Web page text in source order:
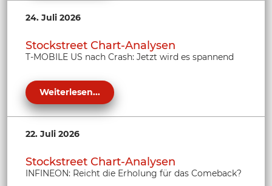
24. Juli 2026
Stockstreet Chart-Analysen
T-MOBILE US nach Crash: Jetzt wird es spannend
Weiterlesen...
22. Juli 2026
Stockstreet Chart-Analysen
INFINEON: Reicht die Erholung für das Comeback?